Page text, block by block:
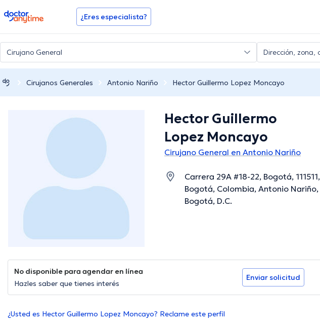
doctoranytime ¿Eres especialista?
Cirujanos Generales Antonio Nariño Hector Guillermo Lopez Moncayo
Hector Guillermo
Lopez Moncayo
Cirujano General en Antonio Nariño
Carrera 29A #18-22, Bogotá, 111511,
Bogotá, Colombia, Antonio Nariño,
Bogotá, D.C.
No disponible para agendar en línea
Hazles saber que tienes interés
Enviar solicitud
¿Usted es Hector Guillermo Lopez Moncayo? Reclame este perfil